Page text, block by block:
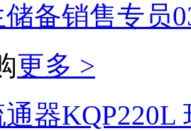
储备销售专员
更多 >
通器